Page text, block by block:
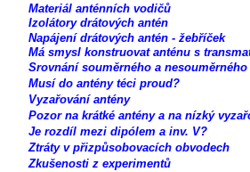
Materiál anténních vodičů
Izolátory drátových antén
Napájení drátových antén - žebříček
Má smysl konstruovat anténu s
Srovnání souměrného a
Musí do antény téci proud?
Vyzařování antény
Pozor na krátké antény a na nízký
Je rozdíl mezi dipólem a inv. V?
Ztráty v přizpůsobovacích obvodech
Zkušenosti z experimentů